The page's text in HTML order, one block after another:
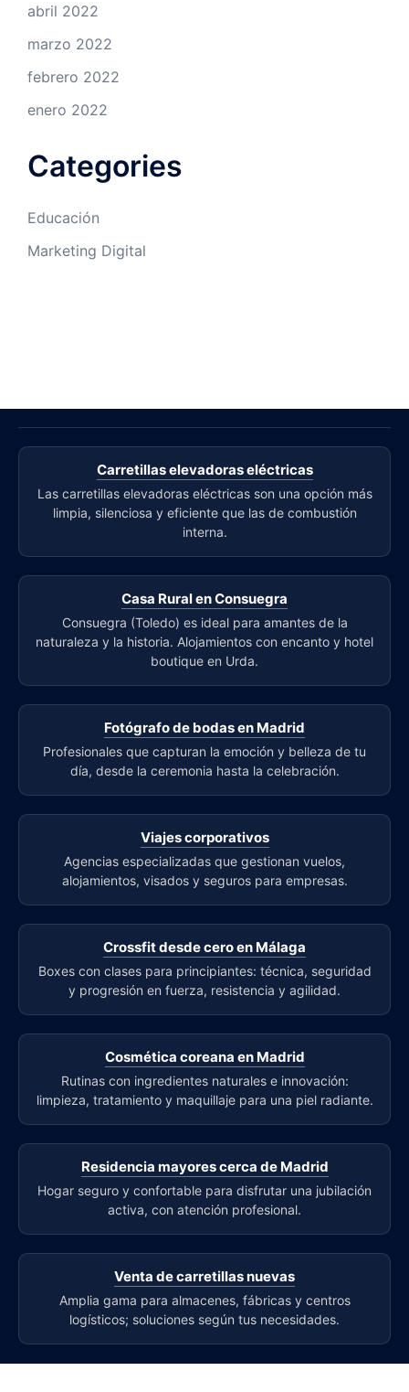
abril 2022
marzo 2022
febrero 2022
enero 2022
Categories
Educación
Marketing Digital
Carretillas elevadoras eléctricas
Las carretillas elevadoras eléctricas son una opción más
limpia, silenciosa y eficiente que las de combustión
interna.
Casa Rural en Consuegra
Consuegra (Toledo) es ideal para amantes de la
naturaleza y la historia. Alojamientos con encanto y hotel
boutique en Urda.
Fotógrafo de bodas en Madrid
Profesionales que capturan la emoción y belleza de tu
día, desde la ceremonia hasta la celebración.
Viajes corporativos
Agencias especializadas que gestionan vuelos,
alojamientos, visados y seguros para empresas.
Crossfit desde cero en Málaga
Boxes con clases para principiantes: técnica, seguridad
y progresión en fuerza, resistencia y agilidad.
Cosmética coreana en Madrid
Rutinas con ingredientes naturales e innovación:
limpieza, tratamiento y maquillaje para una piel radiante.
Residencia mayores cerca de Madrid
Hogar seguro y confortable para disfrutar una jubilación
activa, con atención profesional.
Venta de carretillas nuevas
Amplia gama para almacenes, fábricas y centros
logísticos; soluciones según tus necesidades.